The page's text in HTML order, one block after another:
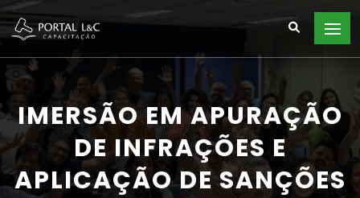
IMERSÃO EM APURAÇÃO
DE INFRAÇÕES E
APLICAÇÃO DE SANÇÕES